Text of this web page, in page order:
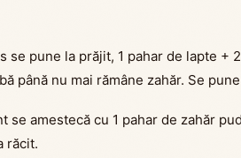
se pune la prăjit, 1 pahar de lapte +
până nu mai rămâne zahăr. Se
se amestecă cu 1 pahar de zahăr
răcit.